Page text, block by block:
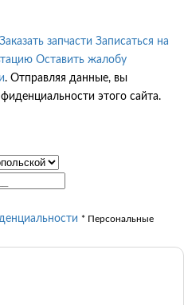
Заказать запчасти Записаться на
Оставить жалобу
. Отправляя данные, вы
этого сайта.
* Персональные